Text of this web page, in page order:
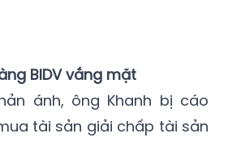
BIDV vắng mặt